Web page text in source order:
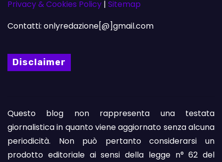
Privacy & Cookies Policy | Sitemap
Contatti: onlyredazione[@]gmail.com
Disclaimer
Questo blog non rappresenta una testata
giornalistica in quanto viene aggiornato senza alcuna
periodicità. Non può pertanto considerarsi un
prodotto editoriale ai sensi della legge n° 62 del